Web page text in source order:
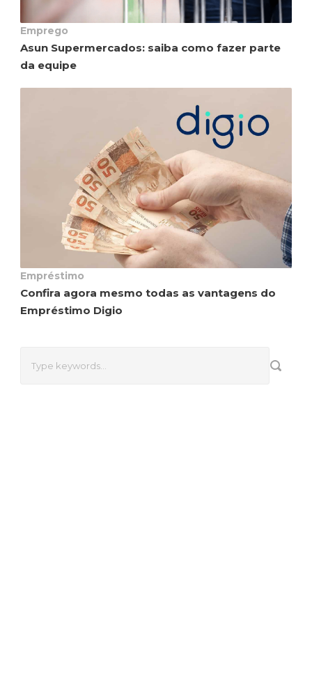
Emprego
Asun Supermercados: saiba como fazer parte
da equipe
Empréstimo
Confira agora mesmo todas as vantagens do
Empréstimo Digio